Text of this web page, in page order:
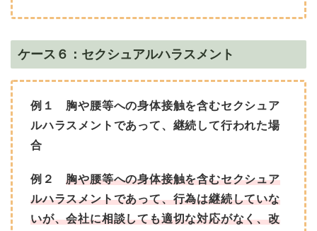
ケース６：セクシュアルハラスメント
例１ 胸や腰等への身体接触を含むセクシュア
ルハラスメントであって、継続して行われた場
合
例２胸や腰等への身体接触を含むセクシュア
ルハラスメントであって、行為は継続していな
いが、会社に相談しても適切な対応がなく、改